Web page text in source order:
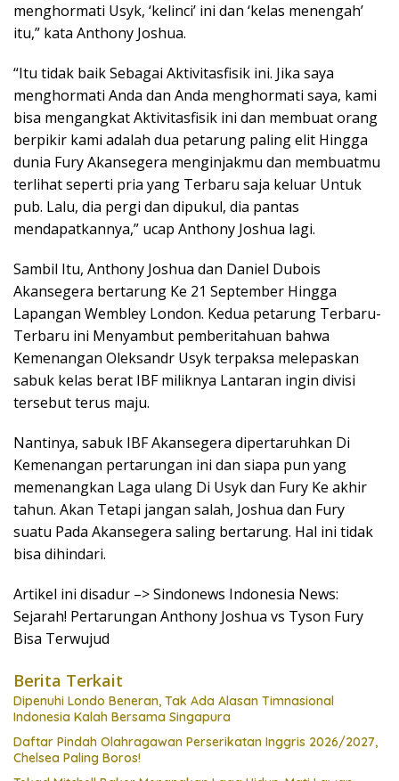
menghormati Usyk, ‘kelinci’ ini dan ‘kelas menengah’
itu,” kata Anthony Joshua.
“Itu tidak baik Sebagai Aktivitasfisik ini. Jika saya
menghormati Anda dan Anda menghormati saya, kami
bisa mengangkat Aktivitasfisik ini dan membuat orang
berpikir kami adalah dua petarung paling elit Hingga
dunia Fury Akansegera menginjakmu dan membuatmu
terlihat seperti pria yang Terbaru saja keluar Untuk
pub. Lalu, dia pergi dan dipukul, dia pantas
mendapatkannya,” ucap Anthony Joshua lagi.
Sambil Itu, Anthony Joshua dan Daniel Dubois
Akansegera bertarung Ke 21 September Hingga
Lapangan Wembley London. Kedua petarung Terbaru-
Terbaru ini Menyambut pemberitahuan bahwa
Kemenangan Oleksandr Usyk terpaksa melepaskan
sabuk kelas berat IBF miliknya Lantaran ingin divisi
tersebut terus maju.
Nantinya, sabuk IBF Akansegera dipertaruhkan Di
Kemenangan pertarungan ini dan siapa pun yang
memenangkan Laga ulang Di Usyk dan Fury Ke akhir
tahun. Akan Tetapi jangan salah, Joshua dan Fury
suatu Pada Akansegera saling bertarung. Hal ini tidak
bisa dihindari.
Artikel ini disadur –> Sindonews Indonesia News:
Sejarah! Pertarungan Anthony Joshua vs Tyson Fury
Bisa Terwujud
Berita Terkait
Dipenuhi Londo Beneran, Tak Ada Alasan Timnasional
Indonesia Kalah Bersama Singapura
Daftar Pindah Olahragawan Perserikatan Inggris 2026/2027,
Chelsea Paling Boros!